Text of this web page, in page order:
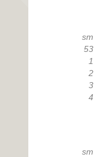
sm
53
1
2
3
4
sm